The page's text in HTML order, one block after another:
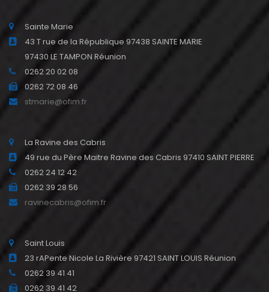
Sainte Marie
43 T rue de la République 97438 SAINTE MARIE
97430 LE TAMPON Réunion
0262 20 02 08
0262 72 08 46
stmarie@ofim.fr
La Ravine des Cabris
49 rue du Père Maitre Ravine des Cabris 97410 SAINT PIERRE
0262 24 12 42
0262 39 28 56
ravinecabris@ofim.fr
Saint Louis
23 rAPente Nicole La Rivière 97421 SAINT LOUIS Réunion
0262 39 41 41
0262 39 41 42